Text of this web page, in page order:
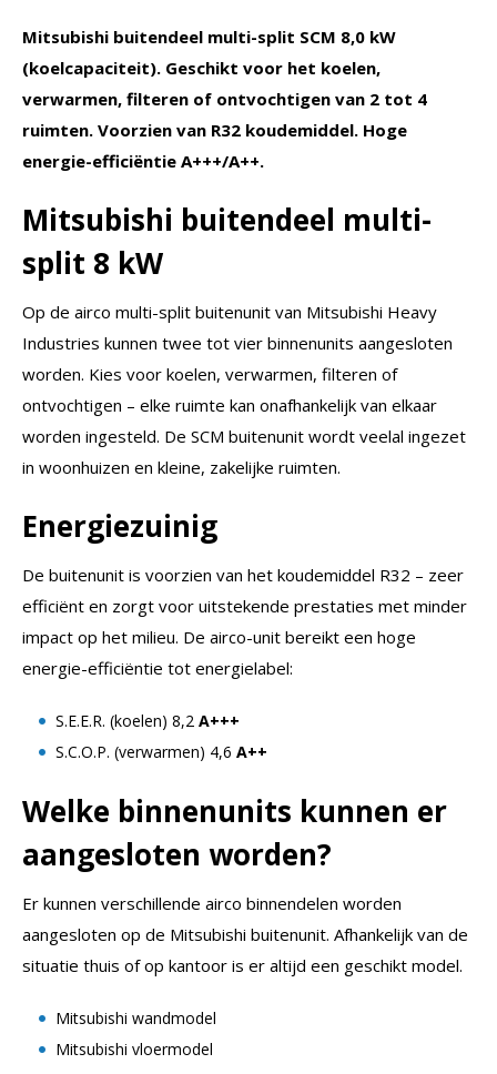
Mitsubishi buitendeel multi-split SCM 8,0 kW
(koelcapaciteit). Geschikt voor het koelen,
verwarmen, filteren of ontvochtigen van 2 tot 4
ruimten. Voorzien van R32 koudemiddel. Hoge
energie-efficiëntie A+++/A++.
Mitsubishi buitendeel multi-
split 8 kW
Op de airco multi-split buitenunit van Mitsubishi Heavy
Industries kunnen twee tot vier binnenunits aangesloten
worden. Kies voor koelen, verwarmen, filteren of
ontvochtigen – elke ruimte kan onafhankelijk van elkaar
worden ingesteld. De SCM buitenunit wordt veelal ingezet
in woonhuizen en kleine, zakelijke ruimten.
Energiezuinig
De buitenunit is voorzien van het koudemiddel R32 – zeer
efficiënt en zorgt voor uitstekende prestaties met minder
impact op het milieu. De airco-unit bereikt een hoge
energie-efficiëntie tot energielabel:
S.E.E.R. (koelen) 8,2 A+++
S.C.O.P. (verwarmen) 4,6 A++
Welke binnenunits kunnen er
aangesloten worden?
Er kunnen verschillende airco binnendelen worden
aangesloten op de Mitsubishi buitenunit. Afhankelijk van de
situatie thuis of op kantoor is er altijd een geschikt model.
Mitsubishi wandmodel
Mitsubishi vloermodel